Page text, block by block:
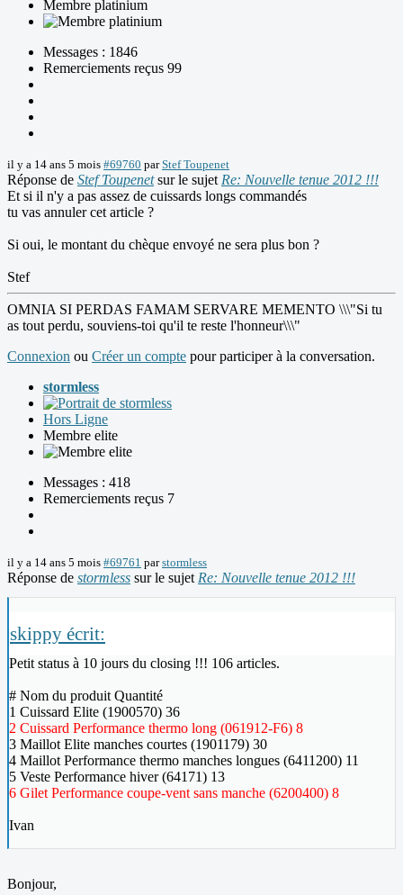
Membre platinium
Messages : 1846
Remerciements reçus 99
il y a 14 ans 5 mois #69760 parStef Toupenet
Réponse de Stef Toupenetsur le sujet Re: Nouvelle tenue 2012 !!!
Et si il n'y a pas assez de cuissards longs commandés
tu vas annuler cet article ?
Si oui, le montant du chèque envoyé ne sera plus bon ?
Stef
OMNIA SI PERDAS FAMAM SERVARE MEMENTO \\\"Si tu
as tout perdu, souviens-toi qu'il te reste l'honneur\\\"
Connexion ou Créer un compte pour participer à la conversation.
stormless
Hors Ligne
Membre elite
Messages : 418
Remerciements reçus 7
il y a 14 ans 5 mois #69761 parstormless
Réponse de stormless sur le sujet Re: Nouvelle tenue 2012 !!!
skippy écrit:
Petit status à 10 jours du closing !!! 106 articles.
# Nom du produit Quantité
1 Cuissard Elite (1900570) 36
2 Cuissard Performance thermo long (061912-F6) 8
3 Maillot Elite manches courtes (1901179) 30
4 Maillot Performance thermo manches longues (6411200) 11
5 Veste Performance hiver (64171) 13
6 Gilet Performance coupe-vent sans manche (6200400) 8
Ivan
Bonjour,